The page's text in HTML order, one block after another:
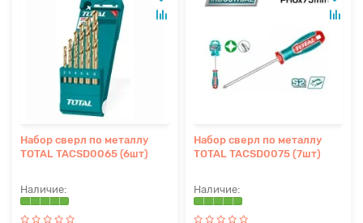
Набор сверл по металлу
TOTAL TACSD0065 (6шт)
Набор сверл по металлу
TOTAL TACSD0075 (7шт)